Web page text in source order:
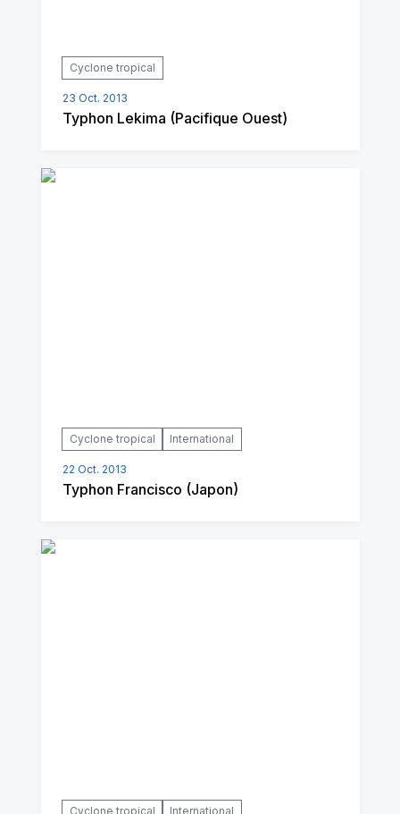
Cyclone tropical
23 Oct. 2013
Typhon Lekima (Pacifique Ouest)
Cyclone tropical International
22 Oct. 2013
Typhon Francisco (Japon)
Cyclone tropical International